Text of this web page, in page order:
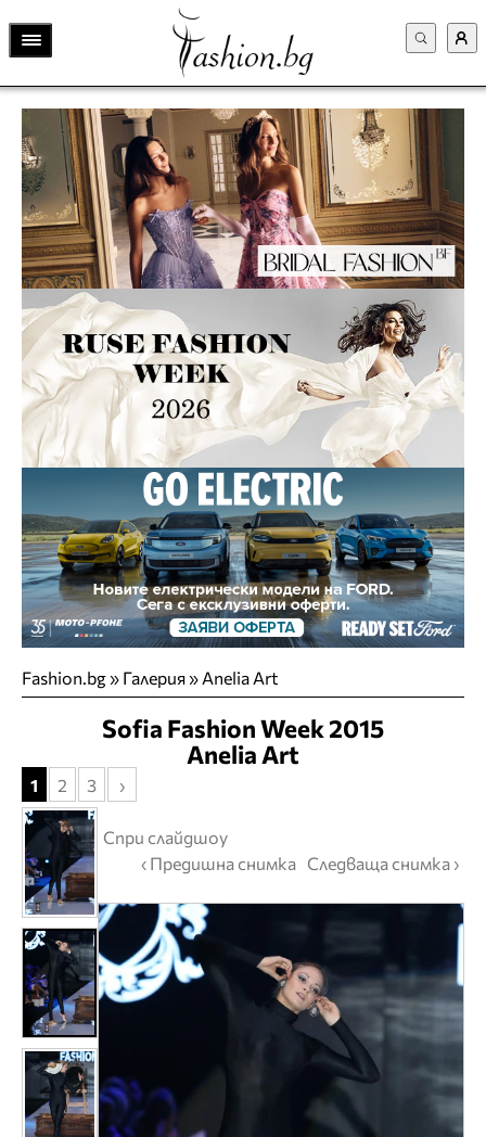
Fashion.bg» Галерия» Anelia Art
Sofia Fashion Week 2015
Anelia Art
Спри слайдшоу
‹ Предишна снимка Следваща снимка ›
1 2 3 ›